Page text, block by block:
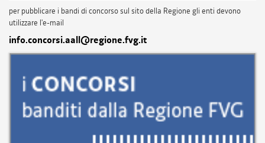
per pubblicare i bandi di concorso sul sito della Regione gli enti devono
utilizzare l'e-mail
info.concorsi.aall@regione.fvg.it